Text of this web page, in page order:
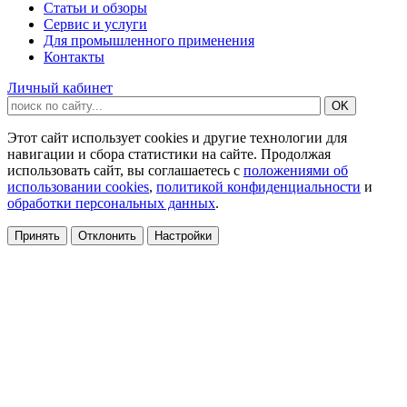
Статьи и обзоры
Сервис и услуги
Для промышленного применения
Контакты
Личный кабинет
Этот сайт использует cookies и другие технологии для
навигации и сбора статистики на сайте. Продолжая
использовать сайт, вы соглашаетесь с положениями об
использовании cookies, политикой конфиденциальности и
обработки персональных данных.
Принять Отклонить Настройки